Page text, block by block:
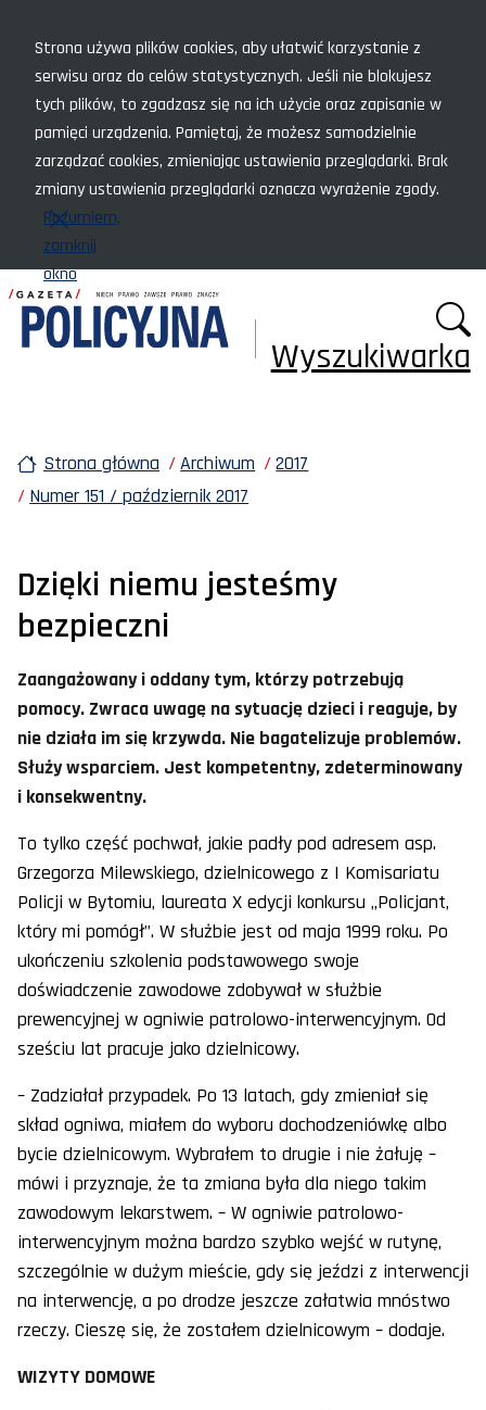
Strona używa plików cookies, aby ułatwić korzystanie z
serwisu oraz do celów statystycznych. Jeśli nie blokujesz
tych plików, to zgadzasz się na ich użycie oraz zapisanie w
pamięci urządzenia. Pamiętaj, że możesz samodzielnie
zarządzać cookies, zmieniając ustawienia przeglądarki. Brak
zmiany ustawienia przeglądarki oznacza wyrażenie zgody.
Rozumiem,
zamknij
okno
Wyszukiwarka
Strona główna Archiwum
2017
Numer 151 / październik 2017
Dzięki niemu jesteśmy
bezpieczni
Zaangażowany i oddany tym, którzy potrzebują
pomocy. Zwraca uwagę na sytuację dzieci i reaguje, by
nie działa im się krzywda. Nie bagatelizuje problemów.
Służy wsparciem. Jest kompetentny, zdeterminowany
i konsekwentny.
To tylko część pochwał, jakie padły pod adresem asp.
Grzegorza Milewskiego, dzielnicowego z I Komisariatu
Policji w Bytomiu, laureata X edycji konkursu „Policjant,
który mi pomógł”. W służbie jest od maja 1999 roku. Po
ukończeniu szkolenia podstawowego swoje
doświadczenie zawodowe zdobywał w służbie
prewencyjnej w ogniwie patrolowo-interwencyjnym. Od
sześciu lat pracuje jako dzielnicowy.
– Zadziałał przypadek. Po 13 latach, gdy zmieniał się
skład ogniwa, miałem do wyboru dochodzeniówkę albo
bycie dzielnicowym. Wybrałem to drugie i nie żałuję –
mówi i przyznaje, że ta zmiana była dla niego takim
zawodowym lekarstwem. – W ogniwie patrolowo-
interwencyjnym można bardzo szybko wejść w rutynę,
szczególnie w dużym mieście, gdy się jeździ z interwencji
na interwencję, a po drodze jeszcze załatwia mnóstwo
rzeczy. Cieszę się, że zostałem dzielnicowym – dodaje.
WIZYTY DOMOWE